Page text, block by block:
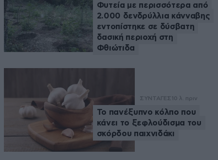
Φυτεία με περισσότερα από
2.000 δενδρύλλια κάνναβης
εντοπίστηκε σε δύσβατη
δασική περιοχή στη
Φθιώτιδα
ΣΥΝΤΑΓΕΣ 10 λ. πριν
Το πανέξυπνο κόλπο που
κάνει το ξεφλούδισμα του
σκόρδου παιχνιδάκι